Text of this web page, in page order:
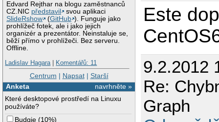
Edvard Rejthar na blogu zaměstnanců
CZ.NIC představil
svou aplikaci
SlideRshow
(GitHub ). Funguje jako
prohlížeč fotek, ale i jako jejich
organizér a prezentátor. Neinstaluje se,
běží přímo v prohlížeči. Bez serveru.
Offline.
Ladislav Hagara| Komentářů: 11
Centrum | Napsat| Starší
navrhněte »
Anketa
Které desktopové prostředí na Linuxu
používáte?
Budgie (10%)
Este
9.2.2012
Re:
Graph